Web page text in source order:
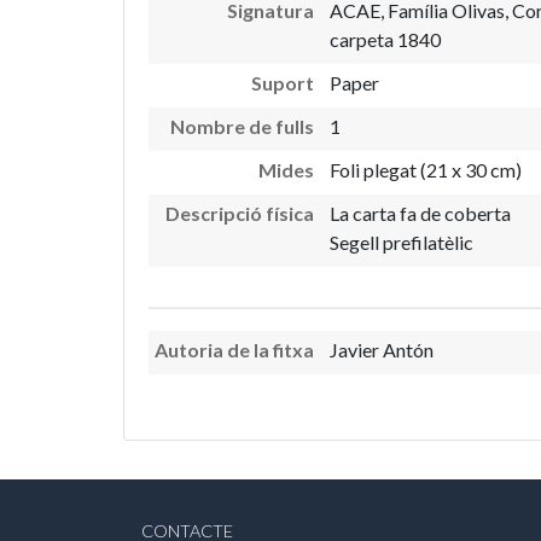
Signatura
ACAE, Família Olivas,
carpeta 1840
Suport
Paper
Nombre de fulls
1
Mides
Foli plegat (21 x 30 cm)
Descripció física
La carta fa de coberta
Segell prefilatèlic
Autoria de la fitxa Javier Antón
CONTACTE